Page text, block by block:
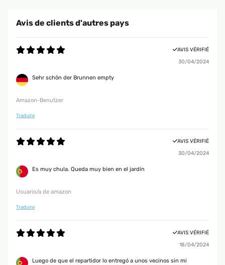
Avis de clients d'autres pays
AVIS VÉRIFIÉ
30/04/2024
Sehr schön der Brunnen empty
Amazon-Benutzer
Traduire
AVIS VÉRIFIÉ
30/04/2024
Es muy chula. Queda muy bien en el jardín
Usuario/a de amazon
Traduire
AVIS VÉRIFIÉ
18/04/2024
Luego de que el repartidor lo entregó a unos vecinos sin mi